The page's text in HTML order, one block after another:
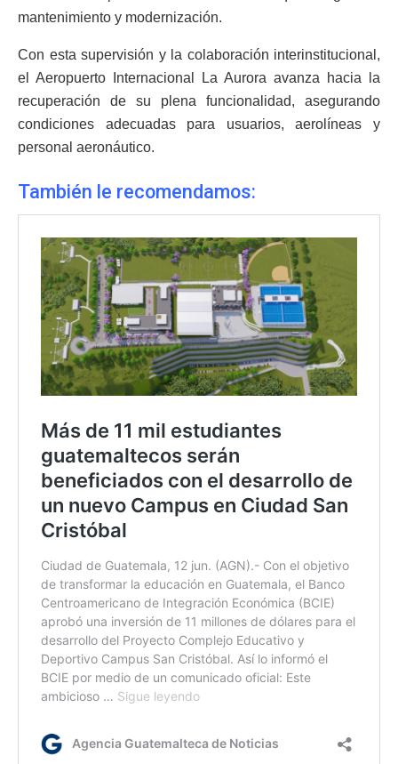
mantenimiento y modernización.
Con esta supervisión y la colaboración interinstitucional,
el Aeropuerto Internacional La Aurora avanza hacia la
recuperación de su plena funcionalidad, asegurando
condiciones adecuadas para usuarios, aerolíneas y
personal aeronáutico.
También le recomendamos: